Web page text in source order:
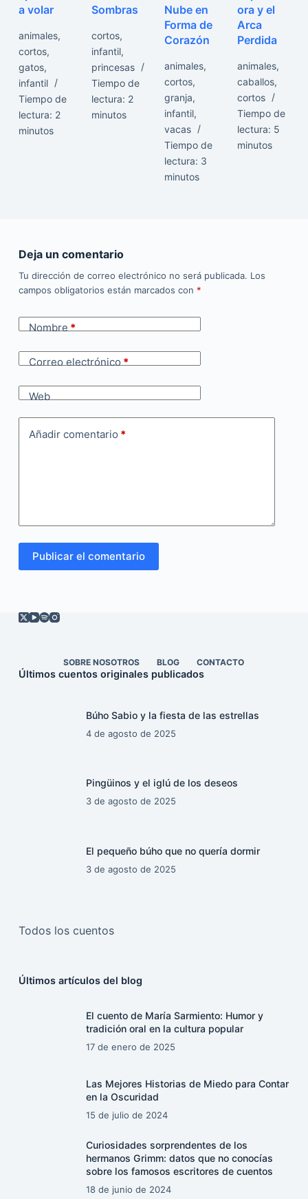
a volar
animales,
cortos,
gatos,
infantil
Tiempo de
lectura: 2
minutos
Sombras
cortos,
infantil,
princesas
Tiempo de
lectura: 2
minutos
Nube en
Forma de
Corazón
animales,
cortos,
granja,
infantil,
vacas
Tiempo de
lectura: 3
minutos
ora y el
Arca
Perdida
animales,
caballos,
cortos
Tiempo de
lectura: 5
minutos
Deja un comentario
Tu dirección de correo electrónico no será publicada. Los
campos obligatorios están marcados con *
Nombre*
Correo electrónico*
Web
Añadir comentario *
Publicar el comentario
SOBRE NOSOTROS BLOG CONTACTO
Últimos cuentos originales publicados
Búho Sabio y la fiesta de las estrellas
4 de agosto de 2025
Pingüinos y el iglú de los deseos
3 de agosto de 2025
El pequeño búho que no quería dormir
3 de agosto de 2025
Todos los cuentos
Últimos artículos del blog
El cuento de María Sarmiento: Humor y
tradición oral en la cultura popular
17 de enero de 2025
Las Mejores Historias de Miedo para Contar
en la Oscuridad
15 de julio de 2024
Curiosidades sorprendentes de los
hermanos Grimm: datos que no conocías
sobre los famosos escritores de cuentos
18 de junio de 2024